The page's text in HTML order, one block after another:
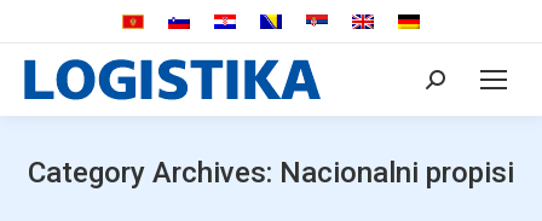
Search:
Category Archives: Nacionalni propisi